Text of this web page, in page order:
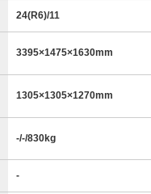
24(R6)/11
3395×1475×1630mm
1305×1305×1270mm
-/-/830kg
-